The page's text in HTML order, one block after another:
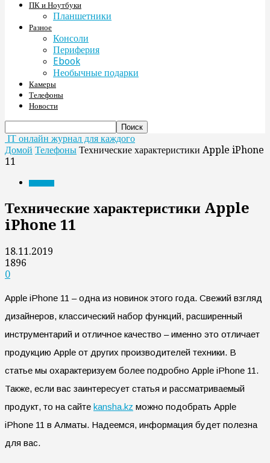
ПК и Ноутбуки
Планшетники
Разное
Консоли
Периферия
Ebook
Необычные подарки
Камеры
Телефоны
Новости
IT онлайн журнал для каждого
Домой Телефоны Технические характеристики Apple iPhone
11
Технические характеристики Apple
iPhone 11
18.11.2019
1896
0
Apple iPhone 11 – одна из новинок этого года. Свежий взгляд
дизайнеров, классический набор функций, расширенный
инструментарий и отличное качество – именно это отличает
продукцию Apple от других производителей техники. В
статье мы охарактеризуем более подробно Apple iPhone 11.
Также, если вас заинтересует статья и рассматриваемый
продукт, то на сайте kansha.kz можно подобрать Apple
iPhone 11 в Алматы. Надеемся, информация будет полезна
для вас.